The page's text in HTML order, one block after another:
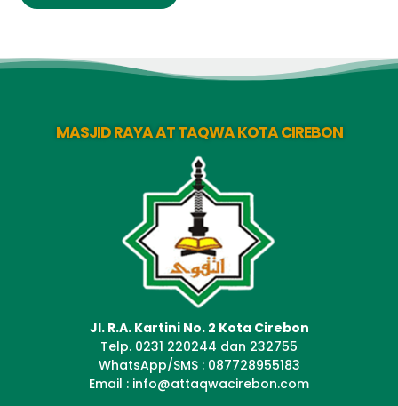
MASJID RAYA AT TAQWA KOTA CIREBON
Jl. R.A. Kartini No. 2 Kota Cirebon
Telp. 0231 220244 dan 232755
WhatsApp/SMS : 087728955183
Email : info@attaqwacirebon.com